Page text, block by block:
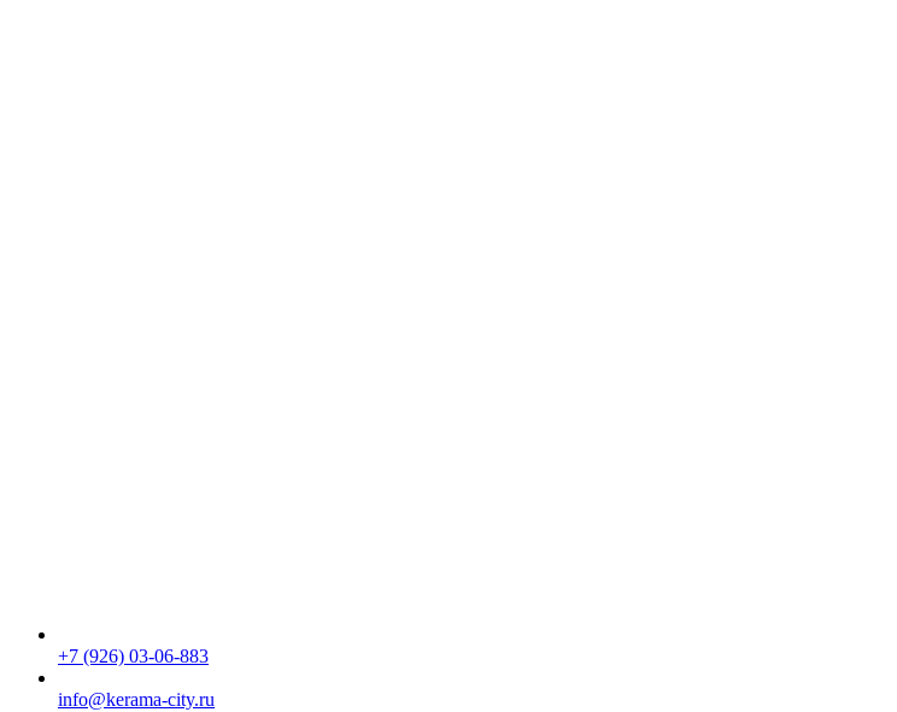
+7 (926) 03-06-883
info@kerama-city.ru